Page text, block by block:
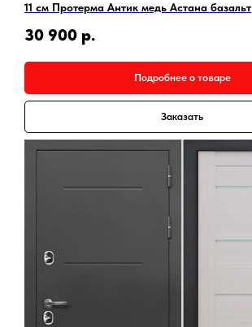
11 см Протерма Антик медь Астана базальт
30 900 р.
Подробнее о товаре
Заказать